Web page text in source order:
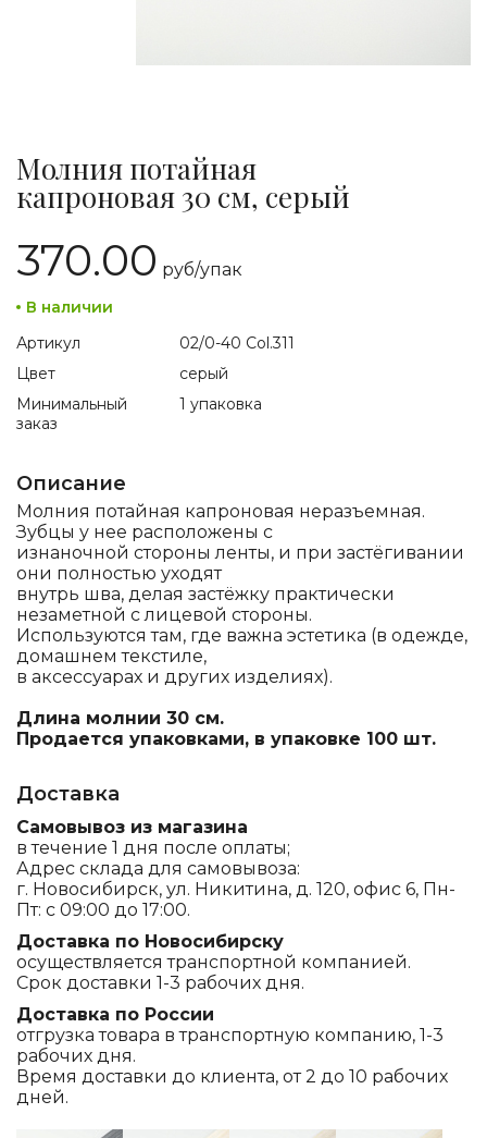
Молния потайная
капроновая 30 см, серый
370.00 руб/упак
В наличии
Артикул
02/0-40 Col.311
Цвет
серый
Минимальный
заказ
1 упаковка
Описание
Молния потайная капроновая неразъемная.
Зубцы у нее расположены с
изнаночной стороны ленты, и при застёгивании
они полностью уходят
внутрь шва, делая застёжку практически
незаметной с лицевой стороны.
Используются там, где важна эстетика (в одежде,
домашнем текстиле,
в аксессуарах и других изделиях).
Длина молнии 30 см.
Продается упаковками, в упаковке 100 шт.
Доставка
Самовывоз из магазина
в течение 1 дня после оплаты;
Адрес склада для самовывоза:
г. Новосибирск, ул. Никитина, д. 120, офис 6, Пн-
Пт: с 09:00 до 17:00.
Доставка по Новосибирску
осуществляется транспортной компанией.
Срок доставки 1-3 рабочих дня.
Доставка по России
отгрузка товара в транспортную компанию, 1-3
рабочих дня.
Время доставки до клиента, от 2 до 10 рабочих
дней.